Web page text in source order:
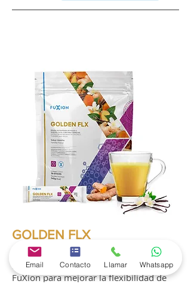
GOLDEN FLX
Deliciosa bebida inspirada en el
tradicional “Golden Milk”, creada por
FuXion para mejorar la flexibilidad de
Email Contacto Llamar Whatsapp